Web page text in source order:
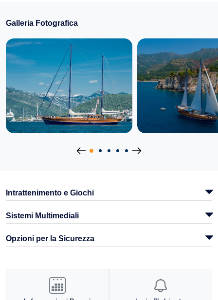
Galleria Fotografica
Intrattenimento e Giochi
Sistemi Multimediali
Opzioni per la Sicurezza